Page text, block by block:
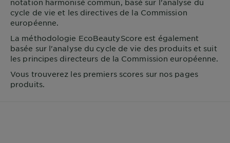
notation harmonisé commun, basé sur l'analyse du
cycle de vie et les directives de la Commission
européenne.
La méthodologie EcoBeautyScore est également
basée sur l'analyse du cycle de vie des produits et suit
les principes directeurs de la Commission européenne.
Vous trouverez les premiers scores sur nos pages
produits.